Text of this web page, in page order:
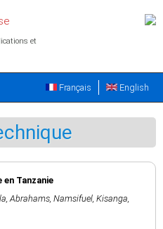
et
English
Français
Tanzanie
,Abrahams, Namsifuel, Kisanga,